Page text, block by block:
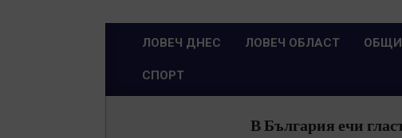
Primary
ЛОВЕЧ ДНЕС ЛОВЕЧ ОБЛАСТ
СПОРТ
В България ечи